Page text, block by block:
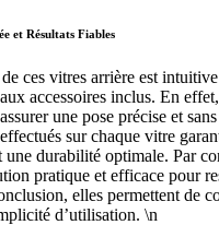
et Résultats Fiables
ces vitres arrière est
accessoires inclus. En
une pose précise et
sur chaque vitre
une durabilité optimale. Par
pratique et efficace pour
elles permettent de
d’utilisation. \n